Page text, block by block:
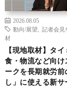
2026.08.05
動向/展望
記者会見
材
【現地取材】タ
食・物流など向け
ークを長期就労前
し」に使える新